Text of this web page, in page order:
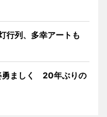
列、多幸アートも
勇ましく 20年ぶりの